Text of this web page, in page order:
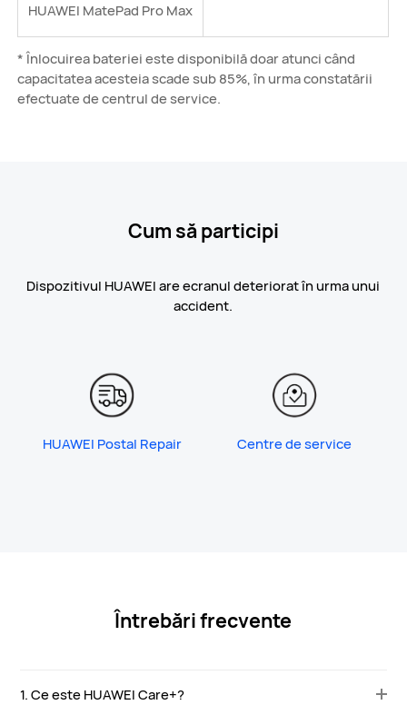
HUAWEI MatePad Pro Max
* Înlocuirea bateriei este disponibilă doar atunci când
capacitatea acesteia scade sub 85%, în urma constatării
efectuate de centrul de service.
Cum să participi
Dispozitivul HUAWEI are ecranul deteriorat în urma unui
accident.
HUAWEI Postal Repair Centre de service
Întrebări frecvente
1. Ce este HUAWEI Care+?